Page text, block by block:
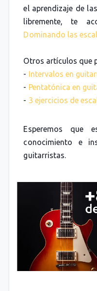
el aprendizaje de
libremente, te
Dominando las
Otros artículos que
- Intervalos en
- Pentatónica en
- 3 ejercicios de
Esperemos que
conocimiento e
guitarristas.